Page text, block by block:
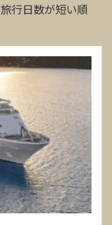
旅行日数が短い順